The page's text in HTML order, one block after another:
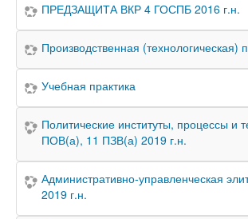
ПРЕДЗАЩИТА ВКР 4 ГОСПБ 2016 г.н.
Производственная (технологическая)
Учебная практика
Политические институты, процессы и
ПОВ(а), 11 ПЗВ(а) 2019 г.н.
Административно-управленческая
2019 г.н.